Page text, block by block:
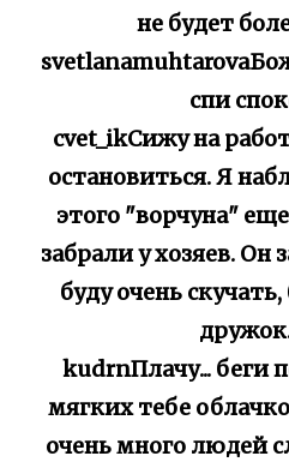
не будет
спи
cvet_ikСижу на
остановиться. Я
этого "ворчуна"
забрали у хозяев. Он
буду очень
kudrnПлачу... беги
мягких тебе
очень много людей